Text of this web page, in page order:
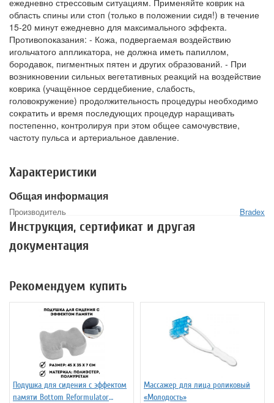
область спины или стоп (только в положении сидя!) в течение
15-20 минут ежедневно для максимального эффекта.
Противопоказания: - Кожа, подвергаемая воздействию
игольчатого аппликатора, не должна иметь папиллом,
бородавок, пигментных пятен и других образований. - При
возникновении сильных вегетативных реакций на воздействие
коврика (учащённое сердцебиение, слабость,
головокружение) продолжительность процедуры необходимо
сократить и время последующих процедур наращивать
постепенно, контролируя при этом общее самочувствие,
частоту пульса и артериальное давление.
Характеристики
Общая информация
Производитель Bradex
Инструкция, сертификат и другая
документация
Рекомендуем купить
Подушка для сидения с эффектом
памяти Bottom Reformulator
Массажер для лица роликовый
«Молодость»